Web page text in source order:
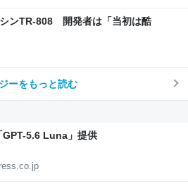
ンTR-808 開発者は「当初は酷
ーをもっと読む
5.6 Luna」提供